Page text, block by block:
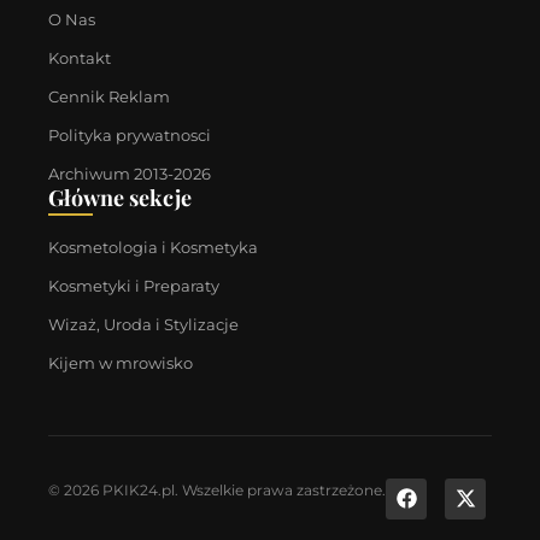
O Nas
Kontakt
Cennik Reklam
Polityka prywatnosci
Archiwum 2013-2026
Główne sekcje
Kosmetologia i Kosmetyka
Kosmetyki i Preparaty
Wizaż, Uroda i Stylizacje
Kijem w mrowisko
© 2026 PKIK24.pl. Wszelkie prawa zastrzeżone.